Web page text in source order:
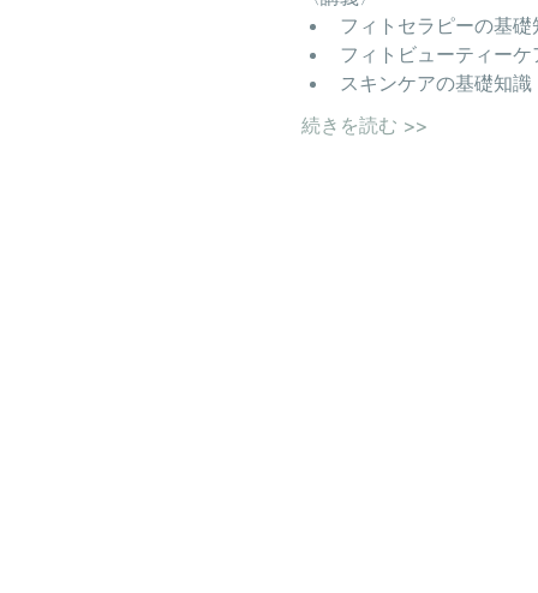
フィトセラピーの基礎
フィトビューティー
スキンケアの基礎知識
続きを読む >>